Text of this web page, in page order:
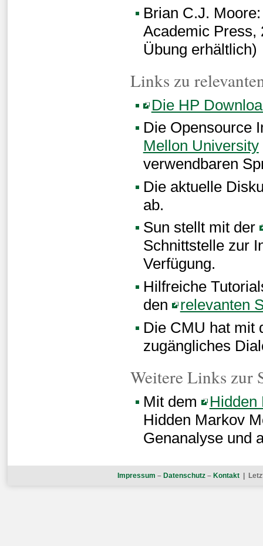
Brian C.J.
Academic Press,
Übung erhältlich)
Links zu
Die HP
Die Opensource
Mellon University
verwendbaren
Die aktuelle
ab.
Sun stellt mit der
Schnittstelle zur
Verfügung.
Hilfreiche
den
relevanten
Die CMU hat mit
zugängliches
Weitere Links zur
Mit dem
Hidden
Hidden Markov
Genanalyse und
Impressum – Datenschutz – Kontakt |